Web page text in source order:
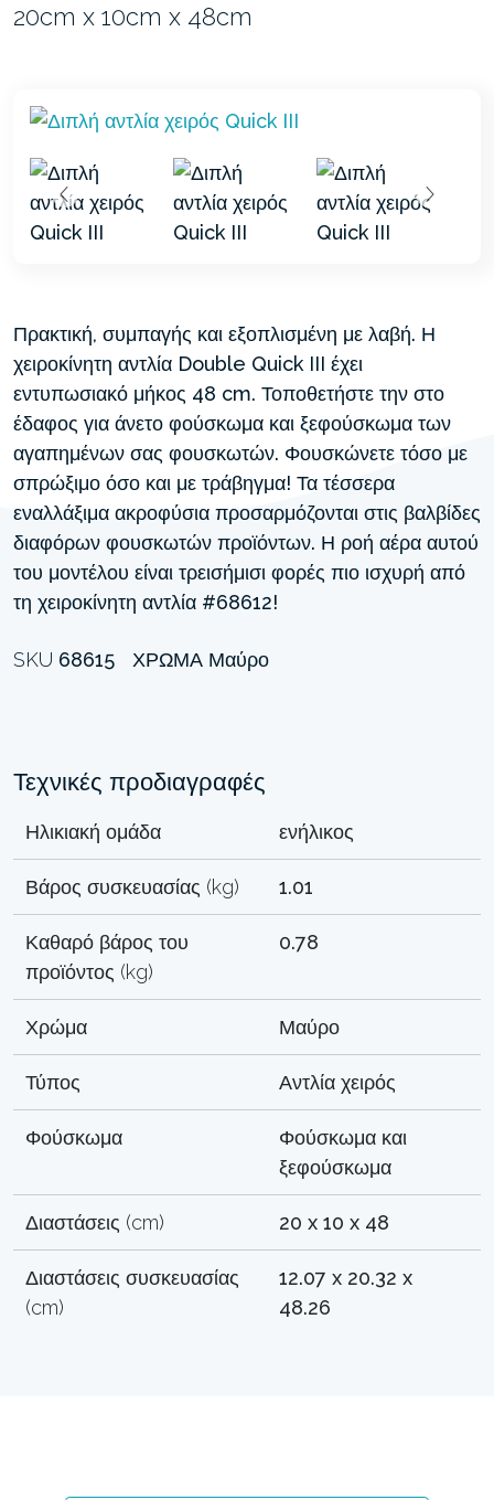
20cm x 10cm x 48cm
Πρακτική, συμπαγής και εξοπλισμένη με λαβή. Η
χειροκίνητη αντλία Double Quick III έχει
εντυπωσιακό μήκος 48 cm. Τοποθετήστε την στο
έδαφος για άνετο φούσκωμα και ξεφούσκωμα των
αγαπημένων σας φουσκωτών. Φουσκώνετε τόσο με
σπρώξιμο όσο και με τράβηγμα! Τα τέσσερα
εναλλάξιμα ακροφύσια προσαρμόζονται στις βαλβίδες
διαφόρων φουσκωτών προϊόντων. Η ροή αέρα αυτού
του μοντέλου είναι τρεισήμισι φορές πιο ισχυρή από
τη χειροκίνητη αντλία #68612!
SKU 68615 ΧΡΏΜΑ Μαύρο
Τεχνικές προδιαγραφές
Ηλικιακή ομάδα ενήλικος
Βάρος συσκευασίας (kg) 1.01
Καθαρό βάρος του
προϊόντος (kg)
0.78
Χρώμα Μαύρο
Τύπος Αντλία χειρός
Φούσκωμα
Φούσκωμα και
ξεφούσκωμα
Διαστάσεις (cm) 20 x 10 x 48
Διαστάσεις συσκευασίας
(cm)
12.07 x 20.32 x
48.26